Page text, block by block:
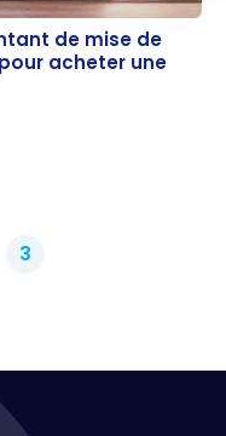
de mise de
acheter une
de mise de
acheter une
3